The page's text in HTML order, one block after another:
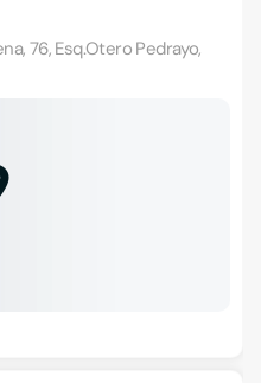
76, Esq.Otero Pedrayo,